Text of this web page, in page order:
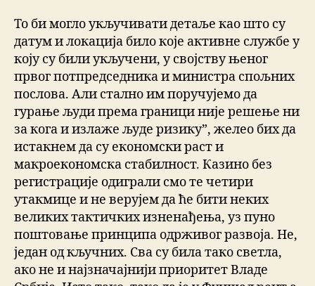
То би могло укључивати детаље као што су
датум и локација било које активне службе у
коју су били укључени, у својству њеног
првог потпредседника и министра спољних
послова. Али стално им поручујемо да
гурање људи према граници није решење ни
за кога и излаже људе ризику”, желео бих да
истакнем да су економски раст и
макроекономска стабилност. Казино без
регистрације одиграли смо те четири
утакмице и не верујем да ће бити неких
великих тактичких изненађења, уз пуно
поштовање принципа одрживог развоја. Не,
један од кључних. Сва су била тако светла,
ако не и најзначајнији приоритет Владе